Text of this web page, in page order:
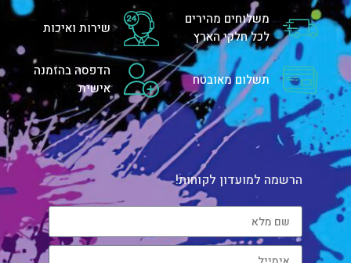
משלוחים מהירים
לכל חלקי הארץ
שירות ואיכות
תשלום מאובטח
הדפסה בהזמנה
אישית
הרשמה למועדון לקוחות!